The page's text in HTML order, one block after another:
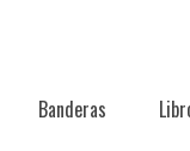
Banderas